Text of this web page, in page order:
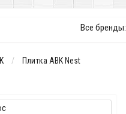
Все бренды:
Плитка ABK Nest